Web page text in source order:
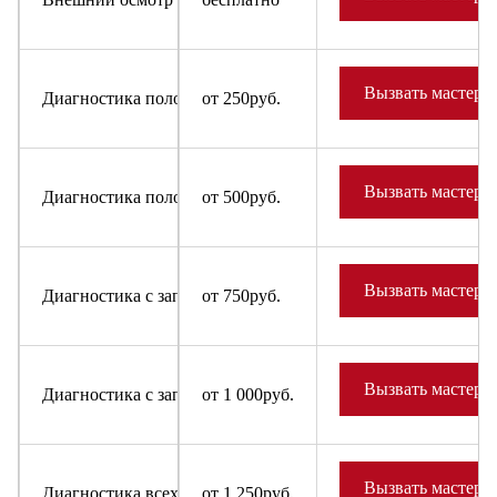
от 250руб. Вызвать мастера
от 500руб. Вызвать мастера
от 750руб. Вызвать мастера
от 1 000руб. Вызвать мастера
от 1 250руб. Вызвать мастера
Диагностика поломки в случае отказа от ремонта для
Диагностика поломки в случае отказа от ремонта для
Диагностика с заправкой фреона в систему для бытовых
Диагностика с заправкой фреона в систему для
Диагностика всех узлов и деталей бытовых